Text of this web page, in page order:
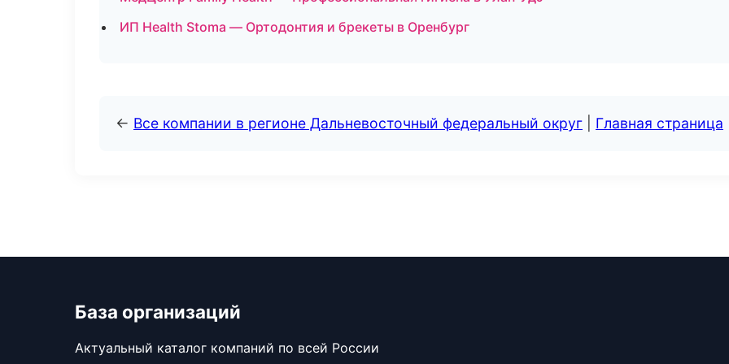
ИП Health Stoma — Ортодонтия и брекеты в Оренбург
← Все компании в регионе Дальневосточный федеральный округ Главная страница
База организаций
Актуальный каталог компаний по всей России